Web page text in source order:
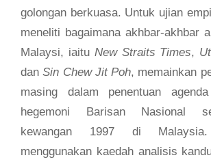
golongan berkuasa. Untuk ujian
meneliti bagaimana akhbar-akhbar
Malaysi, iaitu New Straits Times,
danSin Chew Jit Poh, memainkan
masing dalam penentuan agenda
hegemoni Barisan Nasional
kewangan 1997 di
menggunakan kaedah analisis